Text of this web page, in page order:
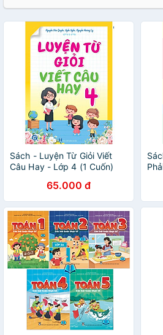
Sách - Luyện Từ Giỏi Viết
Câu Hay - Lớp 4 (1 Cuốn)
65.000 đ